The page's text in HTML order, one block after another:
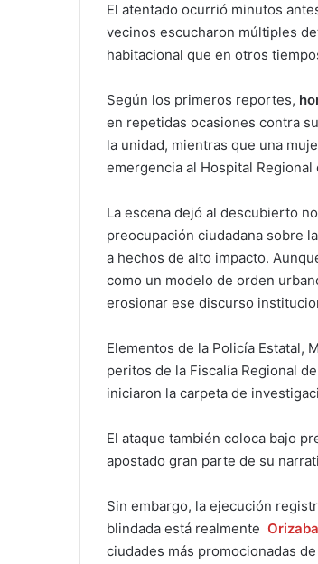
El atentado ocurrió minutos
vecinos escucharon múltiples
habitacional que en otros
Según los primeros reportes,
en repetidas ocasiones contra
la unidad, mientras que una
emergencia al Hospital Regional
La escena dejó al descubierto
preocupación ciudadana sobre
a hechos de alto impacto.
como un modelo de orden
erosionar ese discurso
Elementos de la Policía Estatal,
peritos de la Fiscalía Regional
iniciaron la carpeta de
El ataque también coloca bajo
apostado gran parte de su
Sin embargo, la ejecución
blindada está realmente Orizaba
ciudades más promocionadas